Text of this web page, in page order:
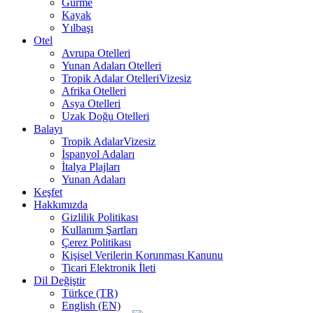
Gurme
Kayak
Yılbaşı
Otel
Avrupa Otelleri
Yunan Adaları Otelleri
Tropik Adalar OtelleriVizesiz
Afrika Otelleri
Asya Otelleri
Uzak Doğu Otelleri
Balayı
Tropik AdalarVizesiz
İspanyol Adaları
İtalya Plajları
Yunan Adaları
Keşfet
Hakkımızda
Gizlilik Politikası
Kullanım Şartları
Çerez Politikası
Kişisel Verilerin Korunması Kanunu
Ticari Elektronik İleti
Dil Değiştir
Türkçe (TR)
English (EN)